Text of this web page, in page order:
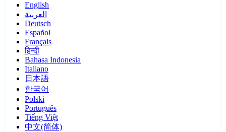
English
العربية
Deutsch
Español
Français
हिन्दी
Bahasa Indonesia
Italiano
日本語
한국어
Polski
Português
Tiếng Việt
中文(简体)